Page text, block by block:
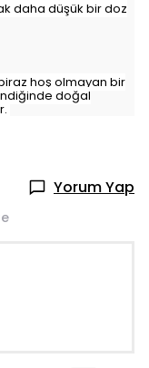
daha düşük bir doz
hoş olmayan bir
doğal
Yorum Yap